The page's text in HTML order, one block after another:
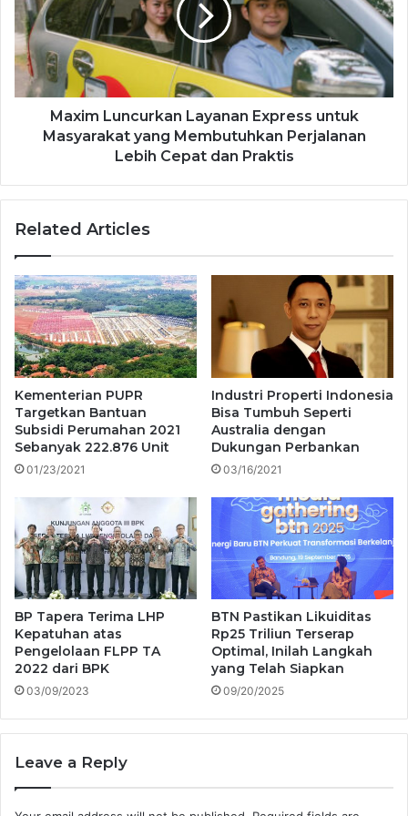
Maxim Luncurkan Layanan Express untuk
Masyarakat yang Membutuhkan Perjalanan
Lebih Cepat dan Praktis
Related Articles
Kementerian PUPR
Targetkan Bantuan
Subsidi Perumahan 2021
Sebanyak 222.876 Unit
01/23/2021
Industri Properti Indonesia
Bisa Tumbuh Seperti
Australia dengan
Dukungan Perbankan
03/16/2021
BP Tapera Terima LHP
Kepatuhan atas
Pengelolaan FLPP TA
2022 dari BPK
03/09/2023
BTN Pastikan Likuiditas
Rp25 Triliun Terserap
Optimal, Inilah Langkah
yang Telah Siapkan
09/20/2025
Leave a Reply